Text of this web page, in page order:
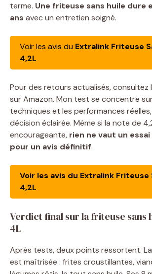
terme. Une friteuse sans huile dure
ans avec un entretien soigné.
Voir les avis du Extralink Friteuse
4,2L
Pour des retours actualisés, consultez
sur Amazon. Mon test se concentre
techniques et les performances
décision éclairée. Même si la note de
encourageante, rien ne vaut un
pour un avis définitif.
Voir les avis du Extralink Friteuse
4,2L
Verdict final sur la friteuse sans
4L
Après tests, deux points ressortent.
est maîtrisée : frites croustillantes,